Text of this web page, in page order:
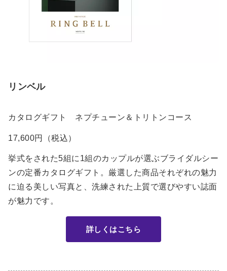
リンベル
カタログギフト ネプチューン＆トリトンコース
17,600円（税込）
挙式をされた5組に1組のカップルが選ぶブライダルシー
ンの定番カタログギフト。厳選した商品それぞれの魅力
に迫る美しい写真と、洗練された上質で選びやすい誌面
が魅力です。
詳しくはこちら